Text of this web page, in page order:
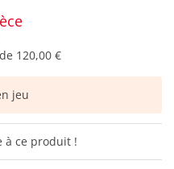
120,00 €
jeu
à ce produit !